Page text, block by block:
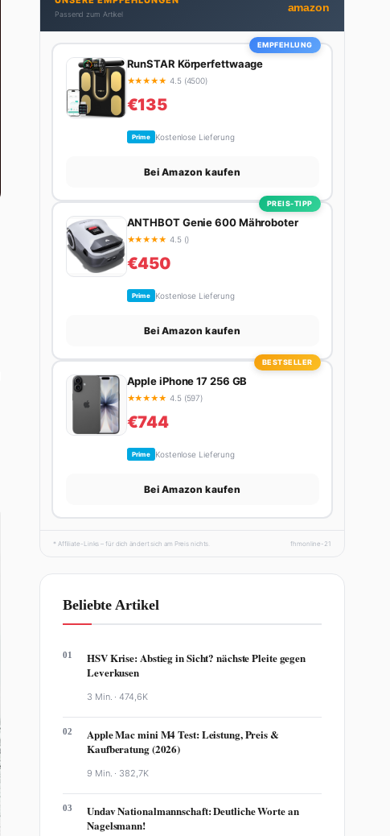
Promi-Welt aufspürt oder die besten Lifestyle-
Empfehlungen zusammenstellt, findet man ihn
beim Wandern in den Schweizer Alpen, am Grill mit
Freunden oder auf der Suche nach dem perfekten
Espresso. Sein Motto: Lieber einmal richtig als
zehnmal halb.
Passend zum Artikel
amazon
EMPFEHLUNG
RunSTAR Körperfettwaage
★★★★★ 4.5 (4500)
€135
Prime Kostenlose Lieferung
Bei Amazon kaufen
PREIS-TIPP
ANTHBOT Genie 600 Mähroboter
★★★★★ 4.5 ()
€450
Prime Kostenlose Lieferung
Bei Amazon kaufen
BESTSELLER
Apple iPhone 17 256 GB
★★★★★ 4.5 (597)
€744
Prime Kostenlose Lieferung
Bei Amazon kaufen
* Affiliate-Links – für dich ändert sich am Preis nichts. fhmonline-21
Beliebte Artikel
01
HSV Krise: Abstieg in Sicht? nächste Pleite gegen
Leverkusen
3 Min. ·474,6K
02
Apple Mac mini M4 Test: Leistung, Preis &
Kaufberatung (2026)
9 Min. · 382,7K
03
Undav Nationalmannschaft: Deutliche Worte an
Nagelsmann!